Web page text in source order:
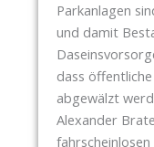
T
Parkanlagen
und damit
dass
abgewälzt
Alexander